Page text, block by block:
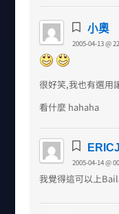
小奧
2005-04-13 @
很好笑,我也有選用
看什麼 hahaha
ERICJ
2005-04-14 @
我覺得這可以上